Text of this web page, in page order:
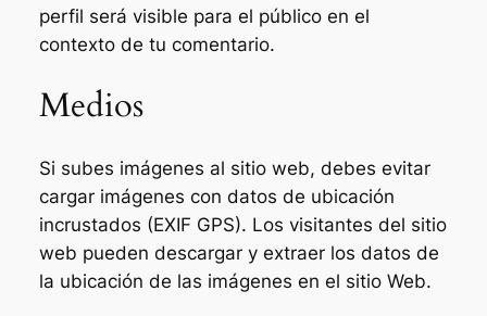
perfil será visible para el público en el
contexto de tu comentario.
Medios
Si subes imágenes al sitio web, debes evitar
cargar imágenes con datos de ubicación
incrustados (EXIF GPS). Los visitantes del sitio
web pueden descargar y extraer los datos de
la ubicación de las imágenes en el sitio Web.